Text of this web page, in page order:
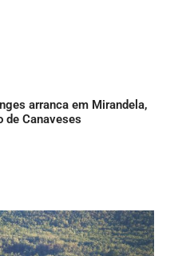
arranca em Mirandela,
de Canaveses